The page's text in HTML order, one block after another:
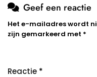
Geef een reactie
Het e-mailadres wordt
zijn gemarkeerd met *
Reactie *